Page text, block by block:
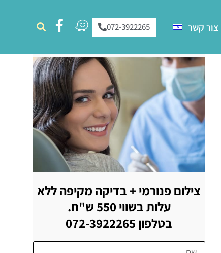
צור קשר 072-3922265
צילום פנורמי + בדיקה מקיפה ללא
עלות בשווי 550 ש"ח.
בטלפון 072-3922265